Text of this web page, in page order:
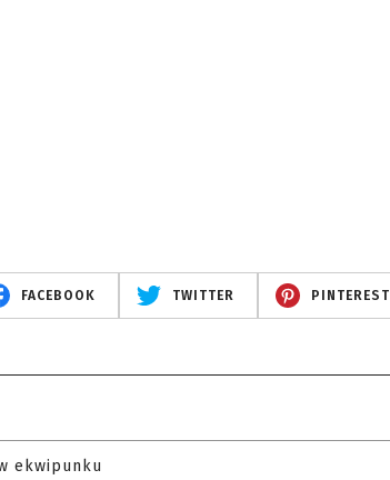
FACEBOOK TWITTER PINTEREST
ekwipunku